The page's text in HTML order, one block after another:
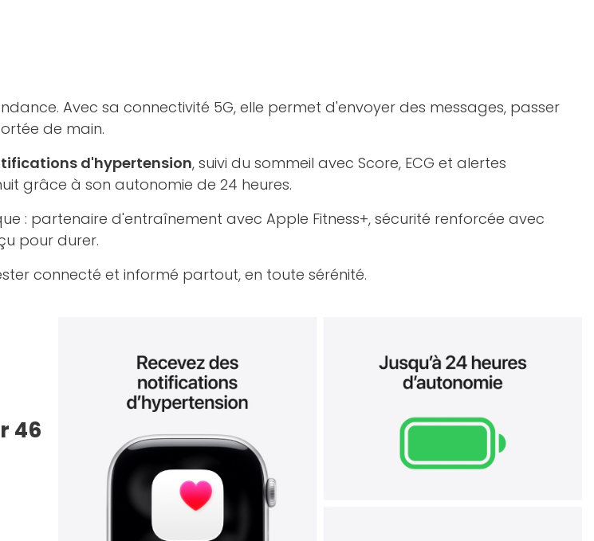
Avec sa connectivité 5G, elle permet d'envoyer des messages, passer
de main.
d'hypertension, suivi du sommeil avec Score, ECG et alertes
grâce à son autonomie de 24 heures.
: partenaire d'entraînement avec Apple Fitness+, sécurité renforcée avec
pour durer.
connecté et informé partout, en toute sérénité.
46